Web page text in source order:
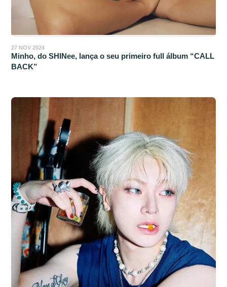
27 NOV 2024
Minho, do SHINee, lança o seu primeiro full álbum “CALL
BACK”